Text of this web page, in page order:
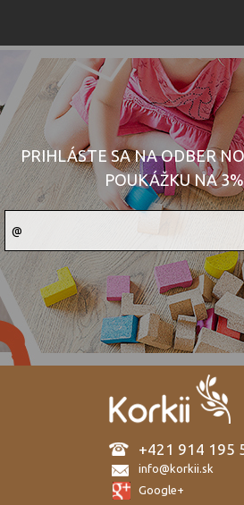
PRIHLÁSTE SA NA ODBER
POUKÁŽKU NA
+421 914 195
info@korkii.sk
Google+